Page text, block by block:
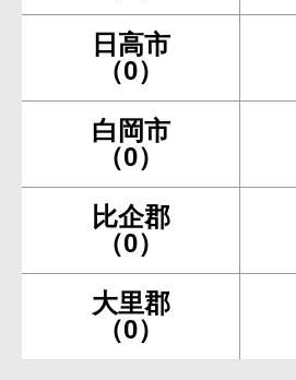
日高市
（0）
白岡市
（0）
比企郡
（0）
大里郡
（0）